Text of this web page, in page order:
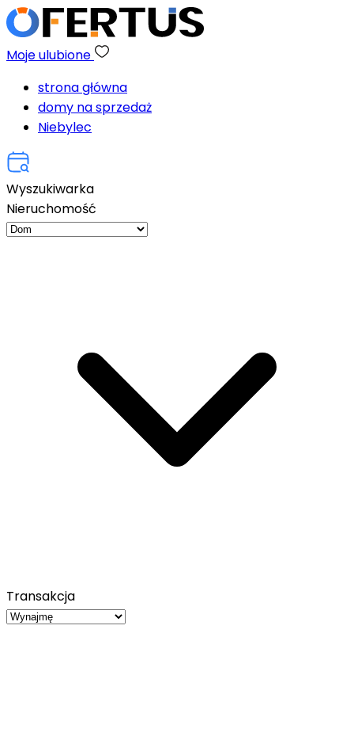
Moje ulubione
strona główna
domy na sprzedaż
Niebylec
Wyszukiwarka
Nieruchomość
Transakcja